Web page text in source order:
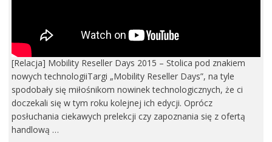
[Relacja] Mobility Reseller Days 2015 – Stolica pod znakiem
nowych technologiiTargi „Mobility Reseller Days”, na tyle
spodobały się miłośnikom nowinek technologicznych, że ci
doczekali się w tym roku kolejnej ich edycji. Oprócz
posłuchania ciekawych prelekcji czy zapoznania się z ofertą
handlową …